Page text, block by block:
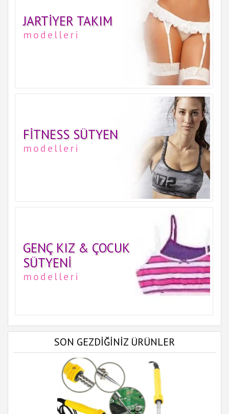
JARTIYER TAKIM
modelleri
FITNESS SÜTYEN
modelleri
GENÇ KIZ & ÇOCUK
SÜTYENI
modelleri
SON GEZDİĞİNİZ ÜRÜNLER